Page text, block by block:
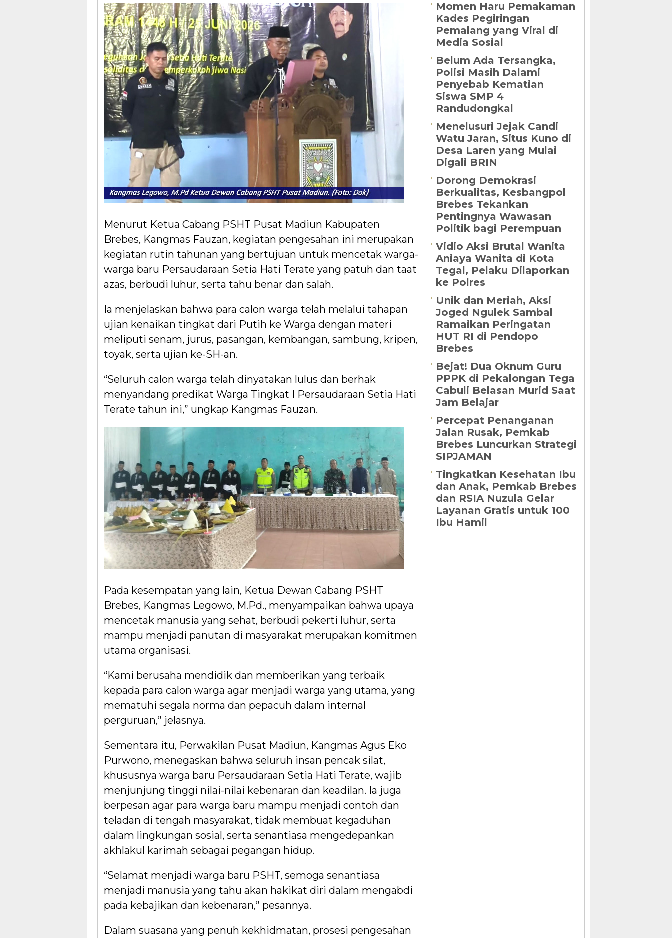
Menurut Ketua Cabang PSHT Pusat Madiun Kabupaten
Brebes, Kangmas Fauzan, kegiatan pengesahan ini merupakan
kegiatan rutin tahunan yang bertujuan untuk mencetak warga-
warga baru Persaudaraan Setia Hati Terate yang patuh dan taat
azas, berbudi luhur, serta tahu benar dan salah.
Ia menjelaskan bahwa para calon warga telah melalui tahapan
ujian kenaikan tingkat dari Putih ke Warga dengan materi
meliputi senam, jurus, pasangan, kembangan, sambung, kripen,
toyak, serta ujian ke-SH-an.
“Seluruh calon warga telah dinyatakan lulus dan berhak
menyandang predikat Warga Tingkat I Persaudaraan Setia Hati
Terate tahun ini,” ungkap Kangmas Fauzan.
Pada kesempatan yang lain, Ketua Dewan Cabang PSHT
Brebes, Kangmas Legowo, M.Pd., menyampaikan bahwa upaya
mencetak manusia yang sehat, berbudi pekerti luhur, serta
mampu menjadi panutan di masyarakat merupakan komitmen
utama organisasi.
“Kami berusaha mendidik dan memberikan yang terbaik
kepada para calon warga agar menjadi warga yang utama, yang
mematuhi segala norma dan pepacuh dalam internal
perguruan,” jelasnya.
Sementara itu, Perwakilan Pusat Madiun, Kangmas Agus Eko
Purwono, menegaskan bahwa seluruh insan pencak silat,
khususnya warga baru Persaudaraan Setia Hati Terate, wajib
menjunjung tinggi nilai-nilai kebenaran dan keadilan. Ia juga
berpesan agar para warga baru mampu menjadi contoh dan
teladan di tengah masyarakat, tidak membuat kegaduhan
dalam lingkungan sosial, serta senantiasa mengedepankan
akhlakul karimah sebagai pegangan hidup.
“Selamat menjadi warga baru PSHT, semoga senantiasa
menjadi manusia yang tahu akan hakikat diri dalam mengabdi
pada kebajikan dan kebenaran,” pesannya.
Dalam suasana yang penuh kekhidmatan, prosesi pengesahan
Momen Haru Pemakaman
Kades Pegiringan
Pemalang yang Viral di
Media Sosial
Belum Ada Tersangka,
Polisi Masih Dalami
Penyebab Kematian
Siswa SMP 4
Randudongkal
Menelusuri Jejak Candi
Watu Jaran, Situs Kuno di
Desa Laren yang Mulai
Digali BRIN
Dorong Demokrasi
Berkualitas, Kesbangpol
Brebes Tekankan
Pentingnya Wawasan
Politik bagi Perempuan
Vidio Aksi Brutal Wanita
Aniaya Wanita di Kota
Tegal, Pelaku Dilaporkan
ke Polres
Unik dan Meriah, Aksi
Joged Ngulek Sambal
Ramaikan Peringatan
HUT RI di Pendopo
Brebes
Bejat! Dua Oknum Guru
PPPK di Pekalongan Tega
Cabuli Belasan Murid Saat
Jam Belajar
Percepat Penanganan
Jalan Rusak, Pemkab
Brebes Luncurkan Strategi
SIPJAMAN
Tingkatkan Kesehatan Ibu
dan Anak, Pemkab Brebes
dan RSIA Nuzula Gelar
Layanan Gratis untuk 100
Ibu Hamil